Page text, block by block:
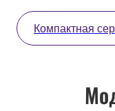
Компактная